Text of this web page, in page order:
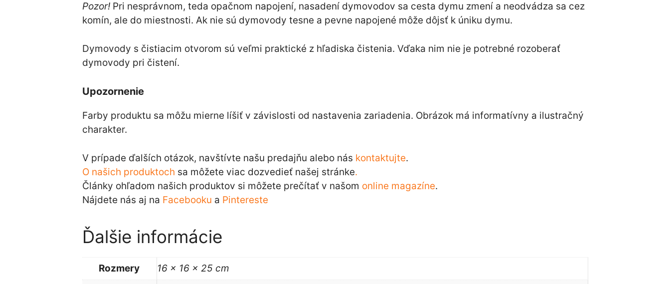
Pozor!Pri nesprávnom, teda opačnom napojení, nasadení dymovodov sa cesta dymu zmení a neodvádza sa cez
komín, ale do miestnosti. Ak nie sú dymovody tesne a pevne napojené môže dôjsť k úniku dymu.
Dymovody s čistiacim otvorom sú veľmi praktické z hľadiska čistenia. Vďaka nim nie je potrebné rozoberať
dymovody pri čistení.
Upozornenie
Farby produktu sa môžu mierne líšiť v závislosti od nastavenia zariadenia. Obrázok má informatívny a ilustračný
charakter.
V prípade ďalších otázok, navštívte našu predajňu alebo nás kontaktujte.
O našich produktoch sa môžete viac dozvedieť našej stránke.
Články ohľadom našich produktov si môžete prečítať v našom online magazíne.
Nájdete nás aj na Facebooku a Pintereste
Ďalšie informácie
Rozmery
16 × 16 × 25 cm